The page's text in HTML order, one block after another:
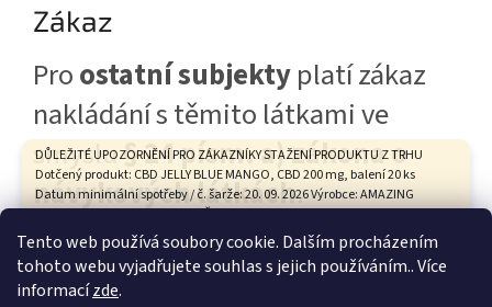
Tento web používá soubory cookie. Dalším procházením
tohoto webu vyjadřujete souhlas s jejich používáním.. Více
informacízde.
DŮLEŽITÉ UPOZORNĚNÍ PRO ZÁKAZNÍKY STAŽENÍ PRODUKTU Z TRHU
Dotčený produkt: CBD JELLY BLUE MANGO, CBD 200 mg, balení 20 ks
Datum minimální spotřeby / č. šarže: 20. 09. 2026 Výrobce: AMAZING
HEALTH CARE s.r.o., Tovární 9, České Budějovice Státní zemědělská a
potravinářská inspekce na základě hodnocení zdravotního rizika
vypracovaného Státním zdravotním ústavem vyhodnotila tento
produkt není bezpečný. ŽÁDÁME VŠECHNY ZÁKAZNÍKY, KTEŘÍ TENTO
PRODUKT ZAKOUPILI: 1. Produkt nekonzumujte. 2. Uchovávejte jej
Zákaz
Proostatní subjektyplatí zákaz
nakládání s těmito látkami ve
smyslu§ 24 písm. a) zákona o
návykových látkách.